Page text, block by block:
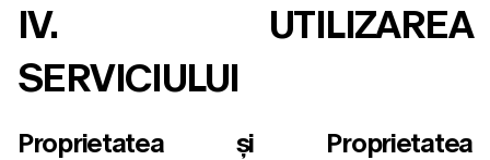
IV. UTILIZAREA
SERVICIULUI
Proprietatea și Proprietatea